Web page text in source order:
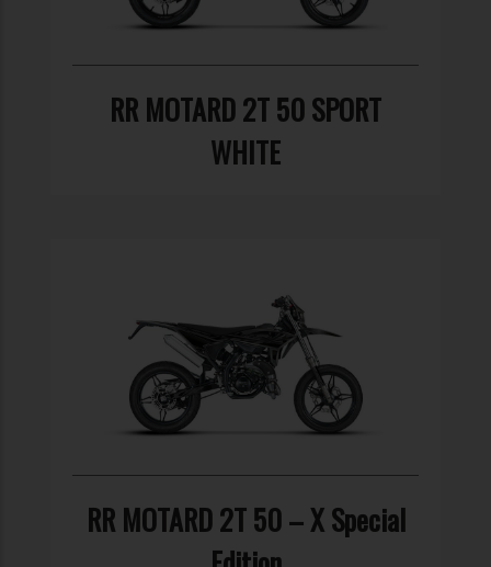
RR MOTARD 2T 50 SPORT
WHITE
RR MOTARD 2T 50 – X Special